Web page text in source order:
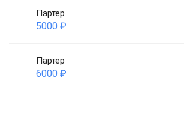
Партер
5000 ₽
Партер
6000 ₽